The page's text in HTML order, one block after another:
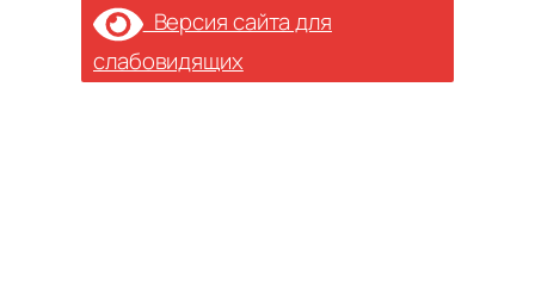
Версия сайта для
слабовидящих